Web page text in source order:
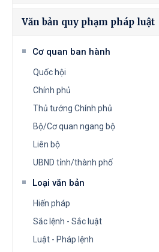
Văn bản quy phạm pháp luật
Cơ quan ban hành
Quốc hội
Chính phủ
Thủ tướng Chính phủ
Bộ/Cơ quan ngang bộ
Liên bộ
UBND tỉnh/thành phố
Loại văn bản
Hiến pháp
Sắc lệnh - Sắc luật
Luật - Pháp lệnh